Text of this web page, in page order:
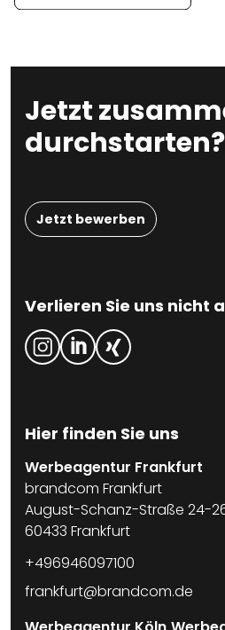
Jetzt
durchstarten?
Jetzt bewerben
Verlieren Sie uns nicht
Hier finden Sie uns
Werbeagentur Frankfurt
brandcom Frankfurt
August-Schanz-Straße 24-
60433 Frankfurt
+496946097100
frankfurt@brandcom.de